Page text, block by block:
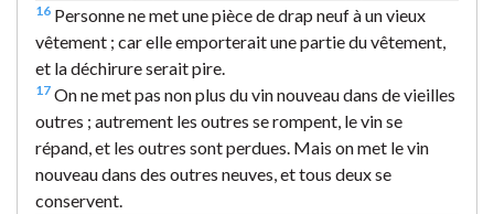
16 Personne ne met une pièce de drap neuf à un vieux
vêtement ; car elle emporterait une partie du vêtement,
et la déchirure serait pire.
17 On ne met pas non plus du vin nouveau dans de vieilles
outres ; autrement les outres se rompent, le vin se
répand, et les outres sont perdues. Mais on met le vin
nouveau dans des outres neuves, et tous deux se
conservent.